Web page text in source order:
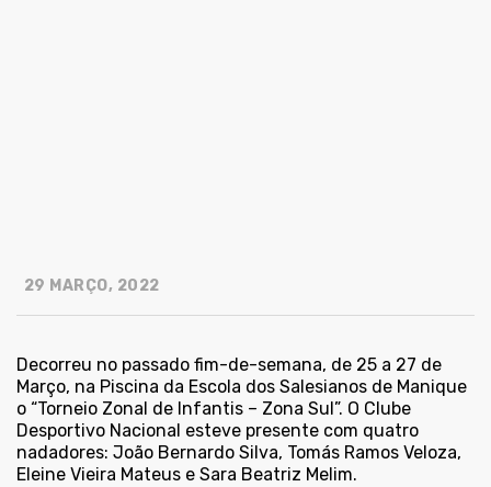
29 MARÇO, 2022
Decorreu no passado fim-de-semana, de 25 a 27 de
Março, na Piscina da Escola dos Salesianos de Manique
o “Torneio Zonal de Infantis – Zona Sul”. O Clube
Desportivo Nacional esteve presente com quatro
nadadores: João Bernardo Silva, Tomás Ramos Veloza,
Eleine Vieira Mateus e Sara Beatriz Melim.